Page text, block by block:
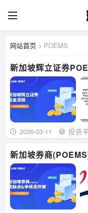
网站首页 > POEMS
新加坡辉立证券
2026-03-11 投资
新加坡券商